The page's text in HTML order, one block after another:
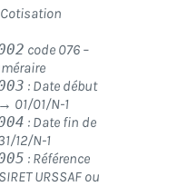
code 076 –
: Date début
01/01/N-1
: Date fin de
12/N-1
: Référence
URSSAF ou